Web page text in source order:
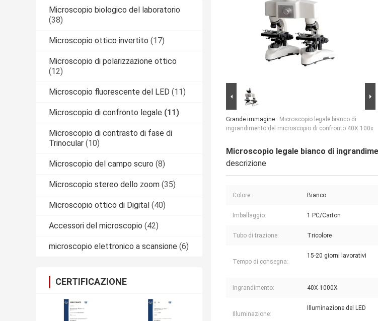
Microscopio biologico del laboratorio
(38)
Microscopio ottico invertito (17)
Microscopio di polarizzazione ottico
(12)
Microscopio fluorescente del LED (11)
Microscopio di confronto legale (11)
Microscopio di contrasto di fase di
Trinocular (10)
Microscopio del campo scuro (8)
Microscopio stereo dello zoom (35)
Microscopio ottico di Digital (40)
Accessori del microscopio (42)
microscopio elettronico a scansione (6)
CERTIFICAZIONE
Grande immagine : Microscopio legale bianco di
ingrandimento del microscopio di confronto 40X 100x
Microscopio legale bianco di
descrizione
Colore: Bianco
Imballaggio: 1 PC/Carton
Tubo di trazione: Tricolore
Tempo di consegna:
15-20 giorni lavorativi
Ingrandimento: 40X-1000X
Illuminazione:
Illuminazione del LED